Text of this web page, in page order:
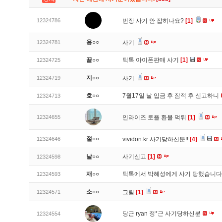
12324786 번장 사기 안 잡히나요? [1]
12324781 용○○ 사기
12324725 끝○○ 틱톡 아이폰판매 사기 [1]
12324719 지○○ 사기
12324713 호○○ 7월17일 날 입금 후 잠적 후 신고하니
12324655 인라이즈 토플 환불 먹튀 [1]
12324646 절○○ vividon.kr 사기당하신분!! [4]
12324598 날○○ 사기신고 [1]
12324593 재○○ 틱톡에서 박혜성에게 사기 당했습니다
12324571 소○○ 그림 [1]
12324554 당근 ryan 정*근 사기당하신분